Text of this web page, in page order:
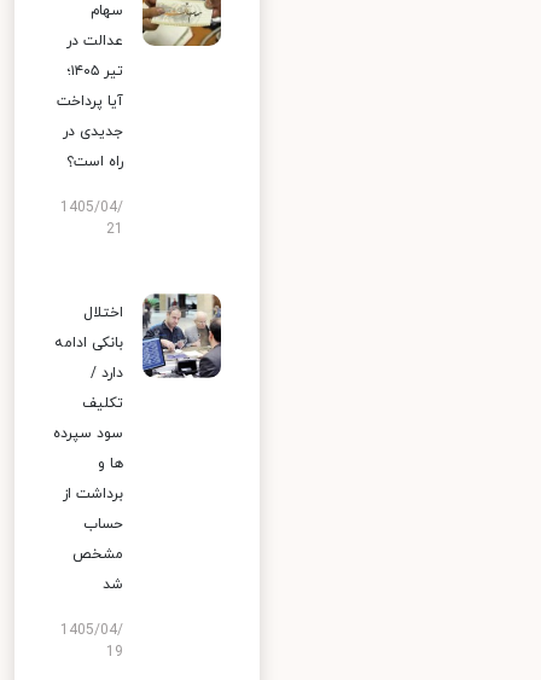
سهام
عدالت در
تیر ۱۴۰۵؛
آیا پرداخت
جدیدی در
راه است؟
1405/04/
اختلال
بانکی ادامه
دارد /
تکلیف
سود سپرده
ها و
برداشت از
حساب
مشخص
شد
1405/04/
19